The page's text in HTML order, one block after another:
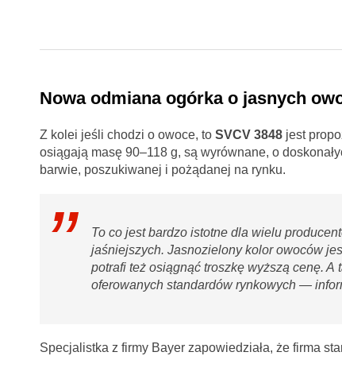
Nowa odmiana ogórka o jasnych
Z kolei jeśli chodzi o owoce, to SVCV 3848jest
osiągają masę 90–118 g, są wyrównane, o
barwie, poszukiwanej i pożądanej na rynku.
To co jest bardzo istotne dla wielu
jaśniejszych. Jasnozielony kolor owoców
potrafi też osiągnąć troszkę wyższą cenę.
oferowanych standardów rynkowych —
Specjalistka z firmy Bayer zapowiedziała, że firma